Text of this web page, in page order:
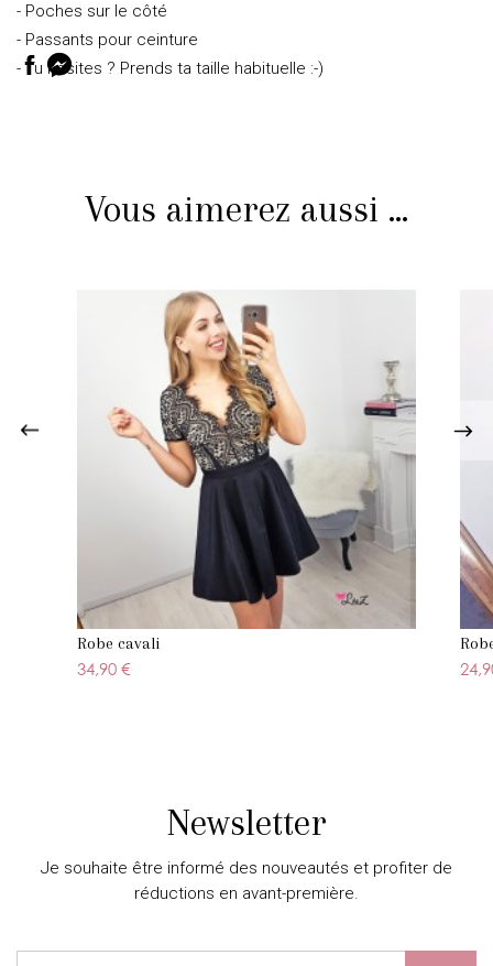
- Poches sur le côté
- Passants pour ceinture
- Tu hésites ? Prends ta taille habituelle :-)
Vous aimerez aussi ...
Robe cavali
34,90 €
Newsletter
Je souhaite être informé des nouveautés et profiter de
réductions en avant-première.